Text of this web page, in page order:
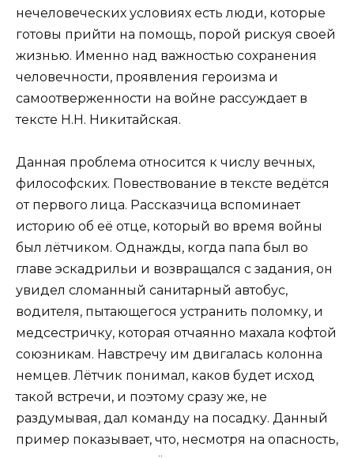
нечеловеческих условиях есть люди, которые
готовы прийти на помощь, порой рискуя своей
жизнью. Именно над важностью сохранения
человечности, проявления героизма и
самоотверженности на войне рассуждает в
тексте Н.Н. Никитайская.
Данная проблема относится к числу вечных,
философских. Повествование в тексте ведётся
от первого лица. Рассказчица вспоминает
историю об её отце, который во время войны
был лётчиком. Однажды, когда папа был во
главе эскадрильи и возвращался с задания, он
увидел сломанный санитарный автобус,
водителя, пытающегося устранить поломку, и
медсестричку, которая отчаянно махала кофтой
союзникам. Навстречу им двигалась колонна
немцев. Лётчик понимал, каков будет исход
такой встречи, и поэтому сразу же, не
раздумывая, дал команду на посадку. Данный
пример показывает, что, несмотря на опасность,